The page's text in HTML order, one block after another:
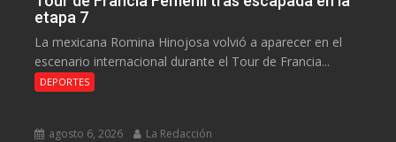
etapa 7
La mexicana Romina Hinojosa volvió a aparecer en el
escenario internacional durante el Tour de Francia...
DEPORTES
agosto 6, 2026 La Redacción